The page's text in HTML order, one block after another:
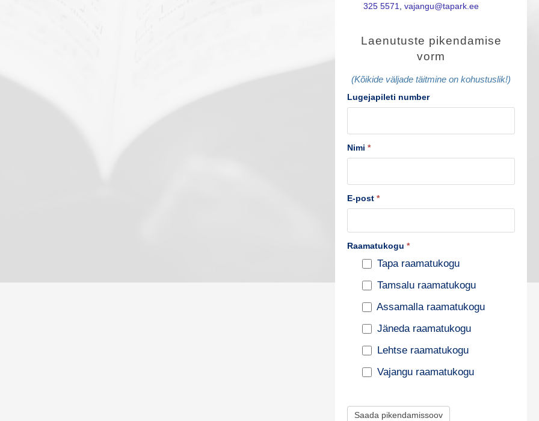
325 5571,vajangu@tapark.ee
n
t
u
e
i
Laenutuste pikendamise
vorm
(Kõikide väljade täitmine on kohustuslik!)
Lugejapileti number
Nimi *
E-post *
Raamatukogu *
Tapa raamatukogu
Tamsalu raamatukogu
Assamalla raamatukogu
Jäneda raamatukogu
Lehtse raamatukogu
Vajangu raamatukogu
Saada pikendamissoov